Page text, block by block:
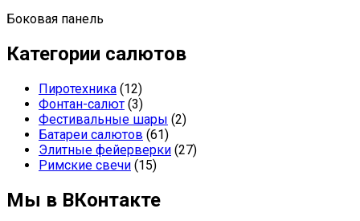
Боковая панель
Категории салютов
Пиротехника (12)
Фонтан-салют (3)
Фестивальные шары (2)
Батареи салютов (61)
Элитные фейерверки (27)
Римские свечи (15)
Мы в ВКонтакте